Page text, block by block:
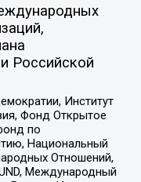
Российской
Институт
Фонд Открытое
по
Национальный
Отношений,
Международный